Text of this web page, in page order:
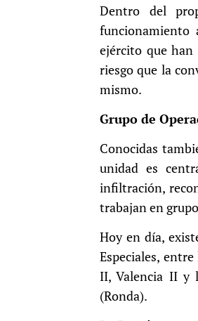
Dentro del
funcionamiento
ejército que han
riesgo que la
mismo.
Grupo de
Conocidas
unidad es
infiltración,
trabajan en
Hoy en día,
Especiales,
II, Valencia II y
(Ronda).